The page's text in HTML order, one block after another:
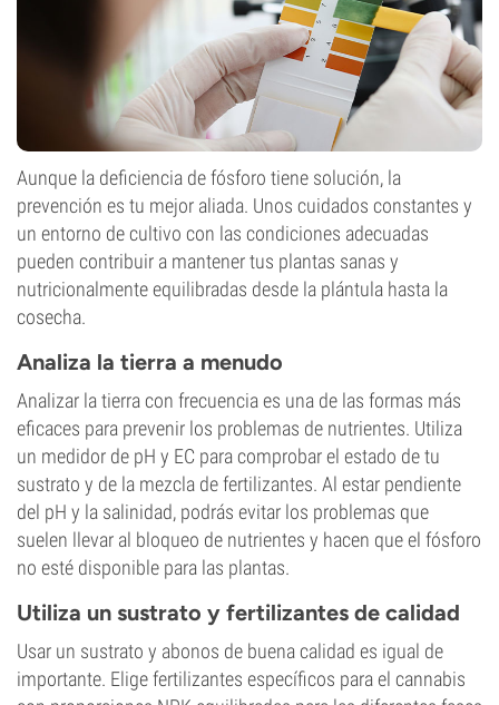
Aunque la deficiencia de fósforo tiene solución, la
prevención es tu mejor aliada. Unos cuidados constantes y
un entorno de cultivo con las condiciones adecuadas
pueden contribuir a mantener tus plantas sanas y
nutricionalmente equilibradas desde la plántula hasta la
cosecha.
Analiza la tierra a menudo
Analizar la tierra con frecuencia es una de las formas más
eficaces para prevenir los problemas de nutrientes. Utiliza
un medidor de pH y EC para comprobar el estado de tu
sustrato y de la mezcla de fertilizantes. Al estar pendiente
del pH y la salinidad, podrás evitar los problemas que
suelen llevar al bloqueo de nutrientes y hacen que el fósforo
no esté disponible para las plantas.
Utiliza un sustrato y fertilizantes de calidad
Usar un sustrato y abonos de buena calidad es igual de
importante. Elige fertilizantes específicos para el cannabis